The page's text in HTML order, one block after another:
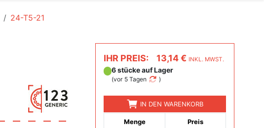
24-T5-21
IHR PREIS: 13,14 € INKL. MWST.
6 stücke auf Lager
(vor 5 Tagen )
IN DEN WARENKORB
Menge Preis